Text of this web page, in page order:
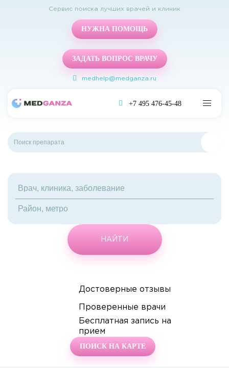
Сервис поиска лучших врачей и клиник
НУЖНА ПОМОЩЬ
ЗАДАТЬ ВОПРОС ВРАЧУ
medhelp@medganza.ru
+7 495 476-45-48
НАЙТИ
Достоверные отзывы
Проверенные врачи
Бесплатная запись на
прием
ПОИСК НА КАРТЕ